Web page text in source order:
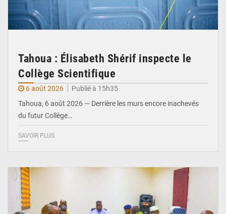
Tahoua : Élisabeth Shérif inspecte le
Collège Scientifique
6 août 2026
Publié à 15h35
Tahoua, 6 août 2026 — Derrière les murs encore inachevés
du futur Collège…
SAVOIR PLUS